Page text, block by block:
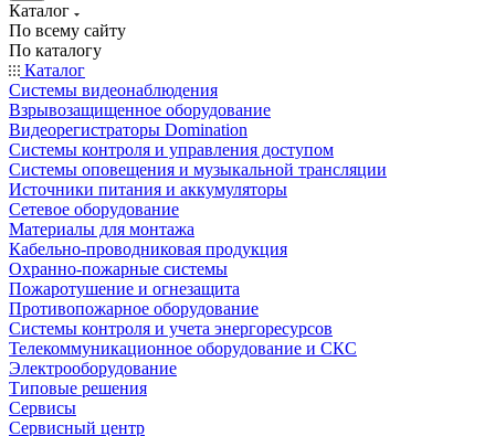
Каталог
По всему сайту
По каталогу
Каталог
Системы видеонаблюдения
Взрывозащищенное оборудование
Видеорегистраторы Domination
Системы контроля и управления доступом
Системы оповещения и музыкальной трансляции
Источники питания и аккумуляторы
Сетевое оборудование
Материалы для монтажа
Кабельно-проводниковая продукция
Охранно-пожарные системы
Пожаротушение и огнезащита
Противопожарное оборудование
Системы контроля и учета энергоресурсов
Телекоммуникационное оборудование и СКС
Электрооборудование
Типовые решения
Сервисы
Сервисный центр